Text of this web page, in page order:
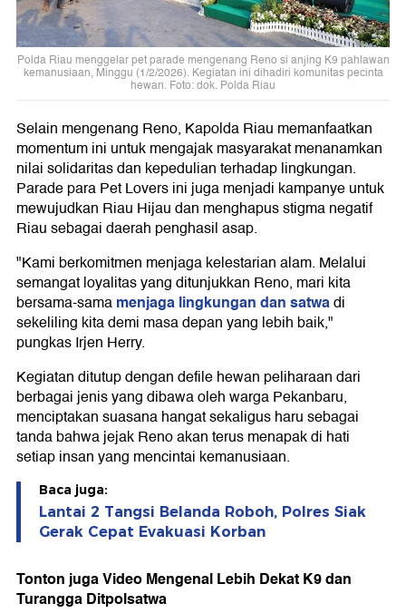
Polda Riau menggelar pet parade mengenang Reno si anjing K9 pahlawan
kemanusiaan, Minggu (1/2/2026). Kegiatan ini dihadiri komunitas pecinta
hewan. Foto: dok. Polda Riau
Selain mengenang Reno, Kapolda Riau memanfaatkan
momentum ini untuk mengajak masyarakat menanamkan
nilai solidaritas dan kepedulian terhadap lingkungan.
Parade para Pet Lovers ini juga menjadi kampanye untuk
mewujudkan Riau Hijau dan menghapus stigma negatif
Riau sebagai daerah penghasil asap.
"Kami berkomitmen menjaga kelestarian alam. Melalui
semangat loyalitas yang ditunjukkan Reno, mari kita
bersama-samamenjaga lingkungan dan satwadi
sekeliling kita demi masa depan yang lebih baik,"
pungkas Irjen Herry.
Kegiatan ditutup dengan defile hewan peliharaan dari
berbagai jenis yang dibawa oleh warga Pekanbaru,
menciptakan suasana hangat sekaligus haru sebagai
tanda bahwa jejak Reno akan terus menapak di hati
setiap insan yang mencintai kemanusiaan.
Baca juga:
Lantai 2 Tangsi Belanda Roboh, Polres Siak
Gerak Cepat Evakuasi Korban
Tonton juga Video Mengenal Lebih Dekat K9 dan
Turangga Ditpolsatwa